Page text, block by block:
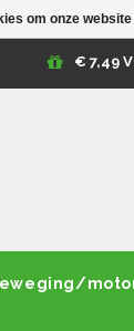
€ 7,49
om onze